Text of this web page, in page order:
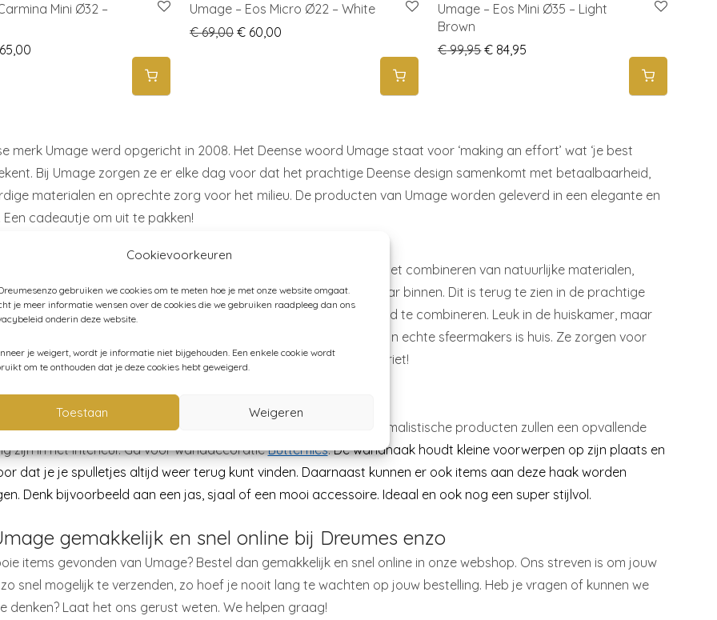
Cookievoorkeuren
gebruiken we cookies om te meten hoe je met onze website omgaat.
je meer informatie wensen over de cookies die we gebruiken raadpleeg dan ons
onderin deze website.
je weigert, wordt je informatie niet bijgehouden. Een enkele cookie wordt
om te onthouden dat je deze cookies hebt geweigerd.
Toestaan Weigeren
Mini Ø32 –
price was: € 84,95.
Current price is: € 65,00.
Umage – Eos Micro Ø22 – White
€69,00 Original price was: € 69,00.
€60,00Current price is: € 60,00.
Umage – Eos Mini Ø35 – Light
Brown
€99,95Original price was: € 99,95.
€ 84,95
merk Umage werd opgericht in 2008. Het Deense woord Umage staat voor ‘making an effort’ wat ‘je best
Bij Umage zorgen ze er elke dag voor dat het prachtige Deense design samenkomt met betaalbaarheid,
materialen en oprechte zorg voor het milieu. De producten van Umage worden geleverd in een elegante en
Een cadeautje om uit te pakken!
lampen van Umage
veel waarde aan mooie materialen en functionaliteiten. Door het combineren van natuurlijke materialen,
kleuren, brengt Umage het rustgevende gevoel van de natuur naar binnen. Dit is terug te zien in de prachtige
Umage. De lampen hebben rustige kleuren en zijn daardoor goed te combineren. Leuk in de huiskamer, maar
in de babykamer of kinderkamer. De
van Umage zijn echte sfeermakers is huis. Ze zorgen voor
zien er prachtig uit. Ook deCarminavariant is een absolute favoriet!
het interieur
af met de mooie accessoires van Umage. De stijlvolle en minimalistische producten zullen een opvallende
zijn in het interieur. Ga voor wanddecoratieButterflies.De wandhaak houdt kleine voorwerpen op zijn plaats en
dat je je spulletjes altijd weer terug kunt vinden. Daarnaast kunnen er ook items aan deze haak worden
Denk bijvoorbeeld aan een jas, sjaal of een mooi accessoire. Ideaal en ook nog een super stijlvol.
gemakkelijk en snel online bij Dreumes enzo
items gevonden van Umage? Bestel dan gemakkelijk en snel online in onze webshop. Ons streven is om jouw
snel mogelijk te verzenden, zo hoef je nooit lang te wachten op jouw bestelling. Heb je vragen of kunnen we
denken? Laat het ons gerust weten. We helpen graag!